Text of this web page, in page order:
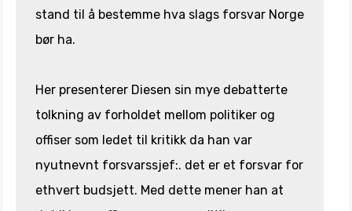
stand til å bestemme hva slags forsvar Norge
bør ha.
Her presenterer Diesen sin mye debatterte
tolkning av forholdet mellom politiker og
offiser som ledet til kritikk da han var
nyutnevnt forsvarssjef:. det er et forsvar for
ethvert budsjett. Med dette mener han at